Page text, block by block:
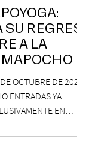
REGRESO
A LA
OCTUBRE DE 2026,
ENTRADAS YA
EN
que reunirá